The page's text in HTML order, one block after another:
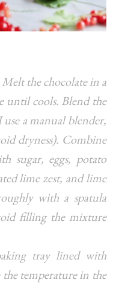
the chocolate in a
until cools. Blend the
a manual blender,
dryness). Combine
sugar, eggs, potato
lime zest, and lime
with a spatula
filling the mixture
tray lined with
the temperature in the